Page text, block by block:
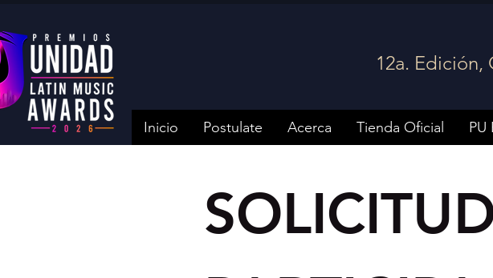
12a. Edición,
Inicio Postulate Acerca Tienda Oficial PU